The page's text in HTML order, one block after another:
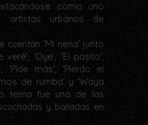
como uno
artistas urbanos de
‘Mi nena’ junto
‘Oye’, ‘El pasito’,
‘Pide más’, ‘Pierdo el
de rumba’ y ‘Waya
tema fue una de las
y bailadas en